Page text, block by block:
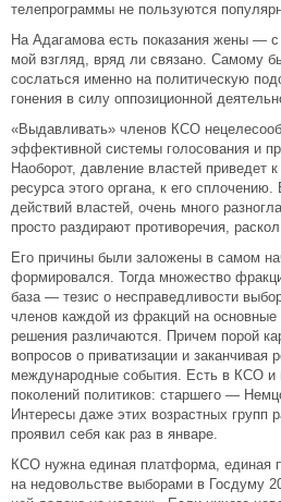
телепрограммы не пользуются
На Адагамова есть показания жены —
мой взгляд, вряд ли связано. Самому
сослаться именно на политическую
гонения в силу оппозиционной
«Выдавливать» членов КСО
эффективной системы голосования и
Наоборот, давление властей приведет
ресурса этого органа, к его
действий властей, очень много
просто раздирают противоречия,
Его причины были заложены в самом
формировался. Тогда множество
база — тезис о несправедливости
членов каждой из фракций на
решения различаются. Причем порой
вопросов о приватизации и заканчивая
международные события. Есть в КСО и
поколений политиков: старшего —
Интересы даже этих возрастных групп
проявил себя как раз в январе.
КСО нужна единая платформа, единая
на недовольстве выборами в Госдуму